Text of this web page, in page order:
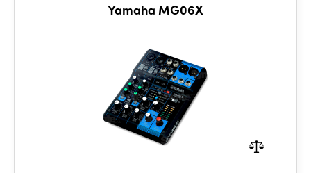
Yamaha MG06X